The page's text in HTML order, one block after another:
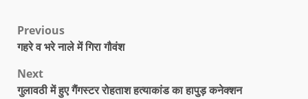
Previous
गहरे व भरे नाले में गिरा गौवंश
Next
गुलावठी में हुए गैंगस्टर रोहताश हत्याकांड का हापुड़ कनेक्शन